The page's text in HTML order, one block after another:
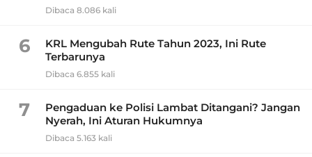
Dibaca 8.086 kali
6
KRL Mengubah Rute Tahun 2023, Ini Rute
Terbarunya
Dibaca 6.855 kali
7
Pengaduan ke Polisi Lambat Ditangani? Jangan
Nyerah, Ini Aturan Hukumnya
Dibaca 5.163 kali